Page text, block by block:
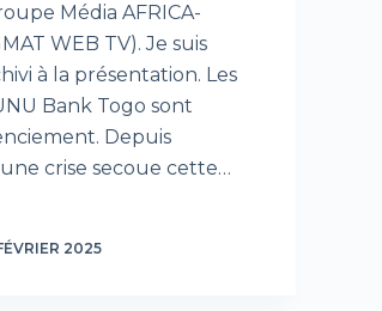
Média AFRICA-
WEB TV). Je suis
à la présentation. Les
Bank Togo sont
Depuis
crise secoue cette…
2025